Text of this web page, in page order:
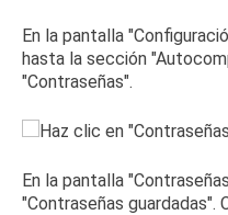
En la pantalla
hasta la sección
"Contraseñas".
En la pantalla
"Contraseñas guardadas".